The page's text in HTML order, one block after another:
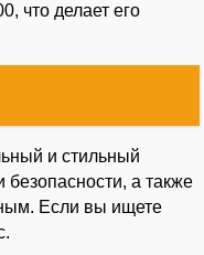
что делает его
и стильный
а также
Если вы ищете